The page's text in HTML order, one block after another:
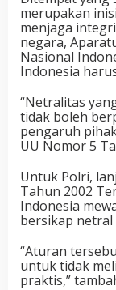
merupakan
menjaga
negara,
Nasional
Indonesia
“Netralitas
tidak boleh
pengaruh
UU Nomor 5
Untuk Polri,
Tahun 2002
Indonesia
bersikap netral
“Aturan
untuk tidak
praktis,”